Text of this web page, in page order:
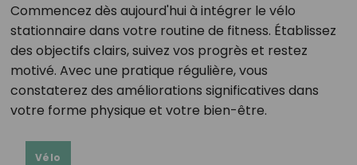
Commencez dès aujourd'hui à intégrer le vélo
stationnaire dans votre routine de fitness. Établissez
des objectifs clairs, suivez vos progrès et restez
motivé. Avec une pratique régulière, vous
constaterez des améliorations significatives dans
votre forme physique et votre bien-être.
Vélo